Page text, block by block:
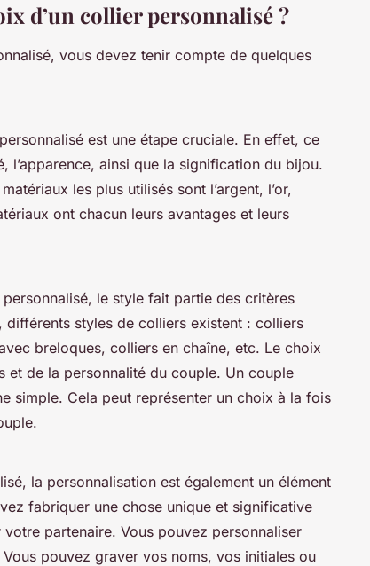
d’un collier personnalisé ?
vous devez tenir compte de quelques
est une étape cruciale. En effet, ce
ainsi que la signification du bijou.
les plus utilisés sont l’argent, l’or,
ont chacun leurs avantages et leurs
le style fait partie des critères
différents styles de colliers existent : colliers
breloques, colliers en chaîne, etc. Le choix
de la personnalité du couple. Un couple
simple. Cela peut représenter un choix à la fois
la personnalisation est également un élément
fabriquer une chose unique et significative
partenaire. Vous pouvez personnaliser
pouvez graver vos noms, vos initiales ou